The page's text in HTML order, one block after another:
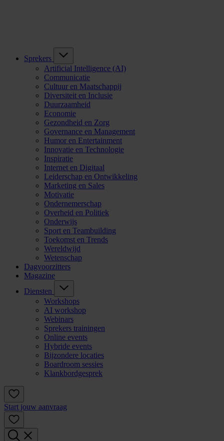
Sprekers
Artificial Intelligence (AI)
Communicatie
Cultuur en Maatschappij
Diversiteit en Inclusie
Duurzaamheid
Economie
Gezondheid en Zorg
Governance en Management
Humor en Entertainment
Innovatie en Technologie
Inspiratie
Internet en Digitaal
Leiderschap en Ontwikkeling
Marketing en Sales
Motivatie
Ondernemerschap
Overheid en Politiek
Onderwijs
Sport en Teambuilding
Toekomst en Trends
Wereldwijd
Wetenschap
Dagvoorzitters
Magazine
Diensten
Workshops
AI workshop
Webinars
Sprekers trainingen
Online events
Hybride events
Bijzondere locaties
Boardroom sessies
Klankbordgesprek
Start jouw aanvraag